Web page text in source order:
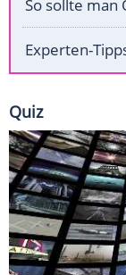
So sollte man
Experten-
Quiz